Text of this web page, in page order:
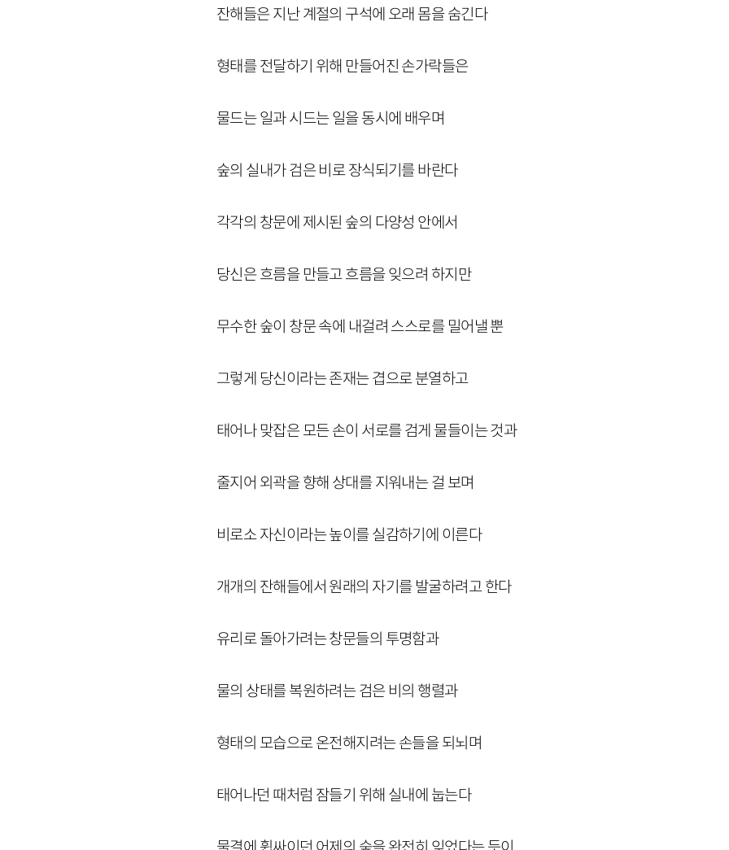
잔해들은 지난 계절의 구석에 오래 몸을 숨긴다
형태를 전달하기 위해 만들어진 손가락들은
물드는 일과 시드는 일을 동시에 배우며
숲의 실내가 검은 비로 장식되기를 바란다
각각의 창문에 제시된 숲의 다양성 안에서
당신은 흐름을 만들고 흐름을 잊으려 하지만
무수한 숲이 창문 속에 내걸려 스스로를 밀어낼 뿐
그렇게 당신이라는 존재는 겹으로 분열하고
태어나 맞잡은 모든 손이 서로를 검게 물들이는 것과
줄지어 외곽을 향해 상대를 지워내는 걸 보며
비로소 자신이라는 높이를 실감하기에 이른다
개개의 잔해들에서 원래의 자기를 발굴하려고 한다
유리로 돌아가려는 창문들의 투명함과
물의 상태를 복원하려는 검은 비의 행렬과
형태의 모습으로 온전해지려는 손들을 되뇌며
태어나던 때처럼 잠들기 위해 실내에 눕는다